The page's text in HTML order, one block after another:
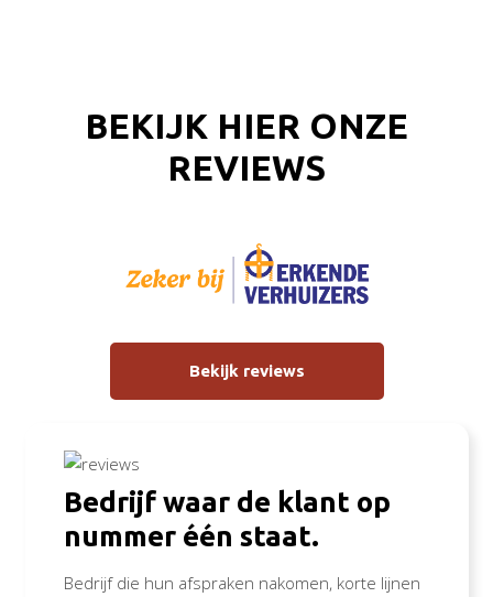
BEKIJK HIER ONZE
REVIEWS
Bekijk reviews
Bedrijf waar de klant op
nummer één staat.
Bedrijf die hun afspraken nakomen, korte lijnen